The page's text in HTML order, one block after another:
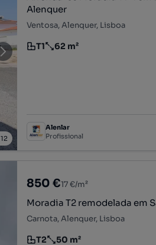
12
Alenquer
Ventosa, Alenquer, Lisboa
Tipologia
T1
Preço por metro quadrado
62 m²
Alenlar
Profissional
850 €17 €/m²
Moradia T2 remodelada em
Carnota, Alenquer, Lisboa
T2 50 m²